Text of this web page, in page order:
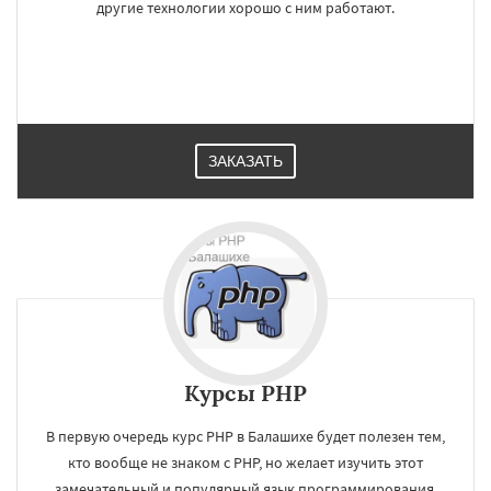
регионам
другие технологии хорошо с ним работают.
ЗАКАЗАТЬ
Курсы PHP
В первую очередь курс PHP в Балашихе будет полезен тем,
кто вообще не знаком с PHP, но желает изучить этот
УЗНАТЬ ПОДРОБНЕЕ